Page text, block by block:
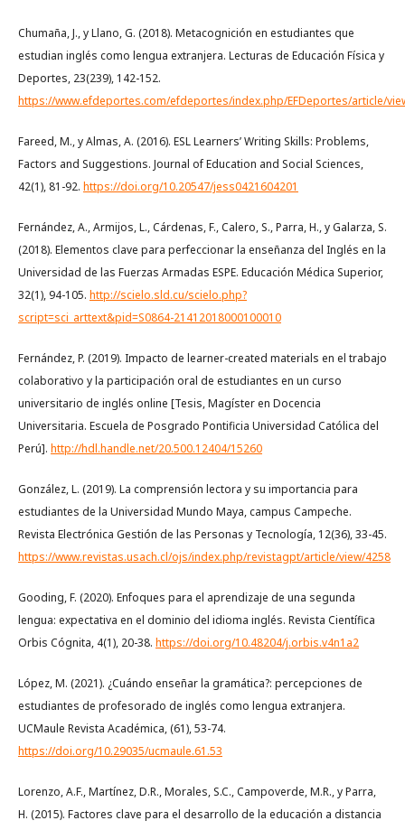
Chumaña, J., y Llano, G. (2018). Metacognición en estudiantes que
estudian inglés como lengua extranjera. Lecturas de Educación Física y
Deportes, 23(239), 142-152.
https://www.efdeportes.com/efdeportes/index.php/EFDeportes/article/
Fareed, M., y Almas, A. (2016). ESL Learners’ Writing Skills: Problems,
Factors and Suggestions. Journal of Education and Social Sciences,
42(1), 81-92. https://doi.org/10.20547/jess0421604201
Fernández, A., Armijos, L., Cárdenas, F., Calero, S., Parra, H., y Galarza, S.
(2018). Elementos clave para perfeccionar la enseñanza del Inglés en la
Universidad de las Fuerzas Armadas ESPE. Educación Médica Superior,
32(1), 94-105. http://scielo.sld.cu/scielo.php?
script=sci_arttext&pid=S0864-21412018000100010
Fernández, P. (2019). Impacto de learner-created materials en el trabajo
colaborativo y la participación oral de estudiantes en un curso
universitario de inglés online [Tesis, Magíster en Docencia
Universitaria. Escuela de Posgrado Pontificia Universidad Católica del
Perú]. http://hdl.handle.net/20.500.12404/15260
González, L. (2019). La comprensión lectora y su importancia para
estudiantes de la Universidad Mundo Maya, campus Campeche.
Revista Electrónica Gestión de las Personas y Tecnología, 12(36), 33-45.
https://www.revistas.usach.cl/ojs/index.php/revistagpt/article/view/4258
Gooding, F. (2020). Enfoques para el aprendizaje de una segunda
lengua: expectativa en el dominio del idioma inglés. Revista Científica
Orbis Cógnita, 4(1), 20-38. https://doi.org/10.48204/j.orbis.v4n1a2
López, M. (2021). ¿Cuándo enseñar la gramática?: percepciones de
estudiantes de profesorado de inglés como lengua extranjera.
UCMaule Revista Académica, (61), 53-74.
https://doi.org/10.29035/ucmaule.61.53
Lorenzo, A.F., Martínez, D.R., Morales, S.C., Campoverde, M.R., y Parra,
H. (2015). Factores clave para el desarrollo de la educación a distancia